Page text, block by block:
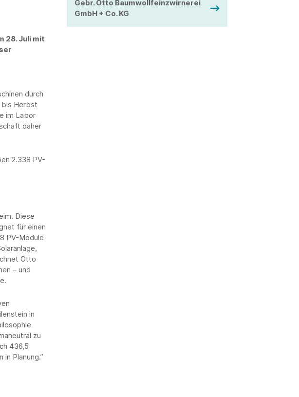
28. Juli mit
durch
bis Herbst
im Labor
daher
2.338 PV-
Diese
für einen
PV-Module
Otto
– und
in
zu
436,5
in Planung.”
Gebr. Otto Baumwollfeinzwirnerei
GmbH + Co. KG